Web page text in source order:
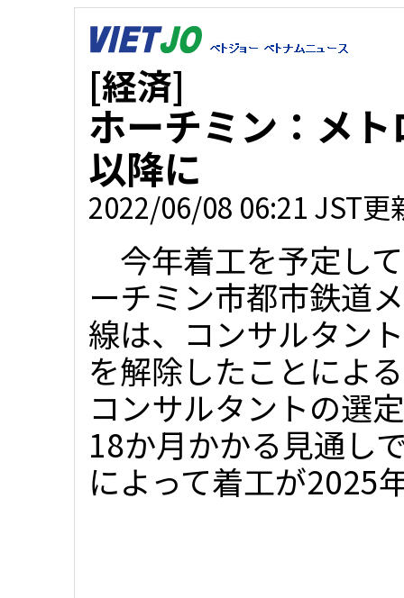
[経済]
ホーチミン：メ
以降に
2022/06/08 06:21 JST更
今年着工を予定し
ーチミン市都市鉄道
線は、コンサルタン
を解除したことによ
コンサルタントの選
18か月かかる見通し
によって着工が2025